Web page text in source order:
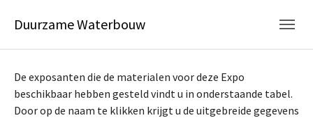
Duurzame Waterbouw
De exposanten die de materialen voor deze Expo
beschikbaar hebben gesteld vindt u in onderstaande tabel.
Door op de naam te klikken krijgt u de uitgebreide gegevens